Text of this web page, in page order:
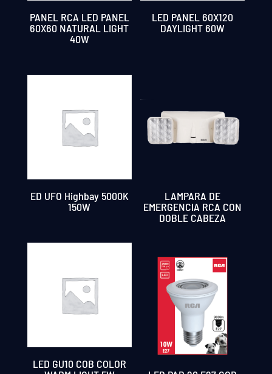
PANEL RCA LED PANEL
60X60 NATURAL LIGHT
40W
LED PANEL 60X120
DAYLIGHT 60W
ED UFO Highbay 5000K
150W
LAMPARA DE
EMERGENCIA RCA CON
DOBLE CABEZA
LED GU10 COB COLOR